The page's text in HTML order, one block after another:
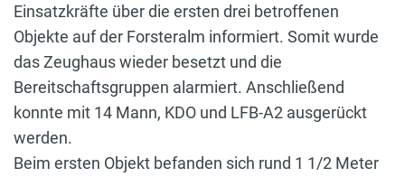
Einsatzkräfte über die ersten drei betroffenen
Objekte auf der Forsteralm informiert. Somit wurde
das Zeughaus wieder besetzt und die
Bereitschaftsgruppen alarmiert. Anschließend
konnte mit 14 Mann, KDO und LFB-A2 ausgerückt
werden.
Beim ersten Objekt befanden sich rund 1 1/2 Meter